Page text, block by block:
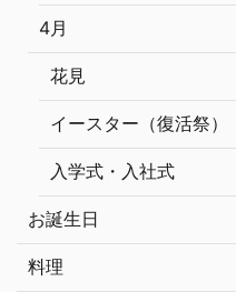
4月
花見
イースター（復活祭）
入学式・入社式
お誕生日
料理